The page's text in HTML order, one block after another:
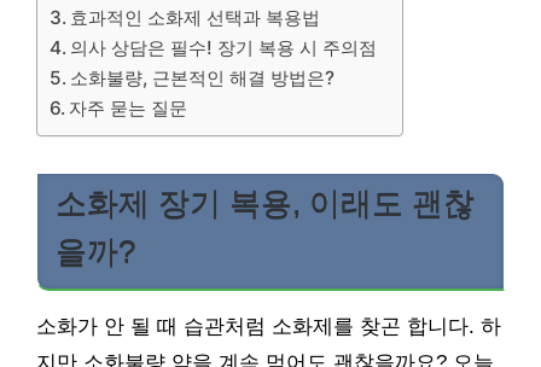
효과적인 소화제 선택과 복용법
의사 상담은 필수! 장기 복용 시 주의점
소화불량, 근본적인 해결 방법은?
자주 묻는 질문
소화제 장기 복용, 이래도 괜찮
을까?
소화가 안 될 때 습관처럼 소화제를 찾곤 합니다. 하